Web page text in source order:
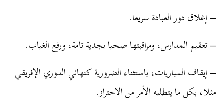
– إغلاق دور العبادة سريعا.
– تعقيم المدارس، ومراقبتها صحيا بجدية تامة، ورفع الغياب.
– إيقاف المباريات، باستثناء الضرورية كنهائي الدوري الإفريقي
مثلا، بكل ما يتطلبه الأمر من الاحتراز.